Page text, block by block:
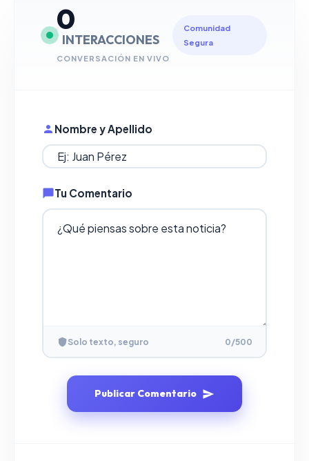
0
INTERACCIONES
CONVERSACIÓN EN VIVO
Comunidad
Segura
Nombre y Apellido
Tu Comentario
Solo texto, seguro 0/500
Publicar Comentario